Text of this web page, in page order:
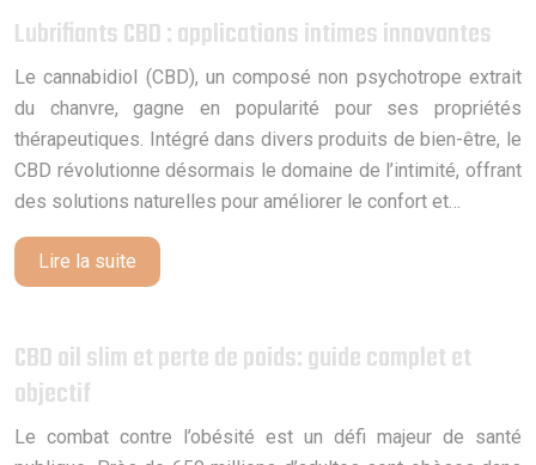
Lubrifiants CBD : applications intimes innovantes
Le cannabidiol (CBD), un composé non psychotrope extrait
du chanvre, gagne en popularité pour ses propriétés
thérapeutiques. Intégré dans divers produits de bien-être, le
CBD révolutionne désormais le domaine de l’intimité, offrant
des solutions naturelles pour améliorer le confort et…
Lire la suite
CBD oil slim et perte de poids: guide complet et
objectif
Le combat contre l’obésité est un défi majeur de santé